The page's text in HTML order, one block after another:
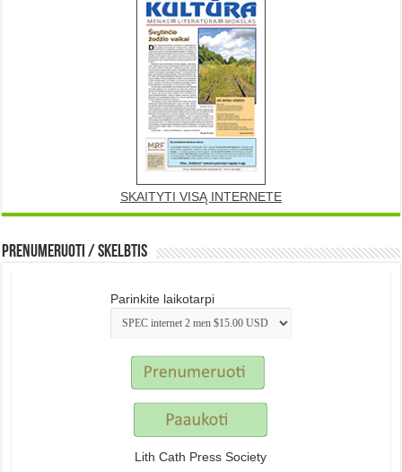
SKAITYTI VISĄ INTERNETE
Prenumeruoti / Skelbtis
Parinkite laikotarpi
Lith Cath Press Society